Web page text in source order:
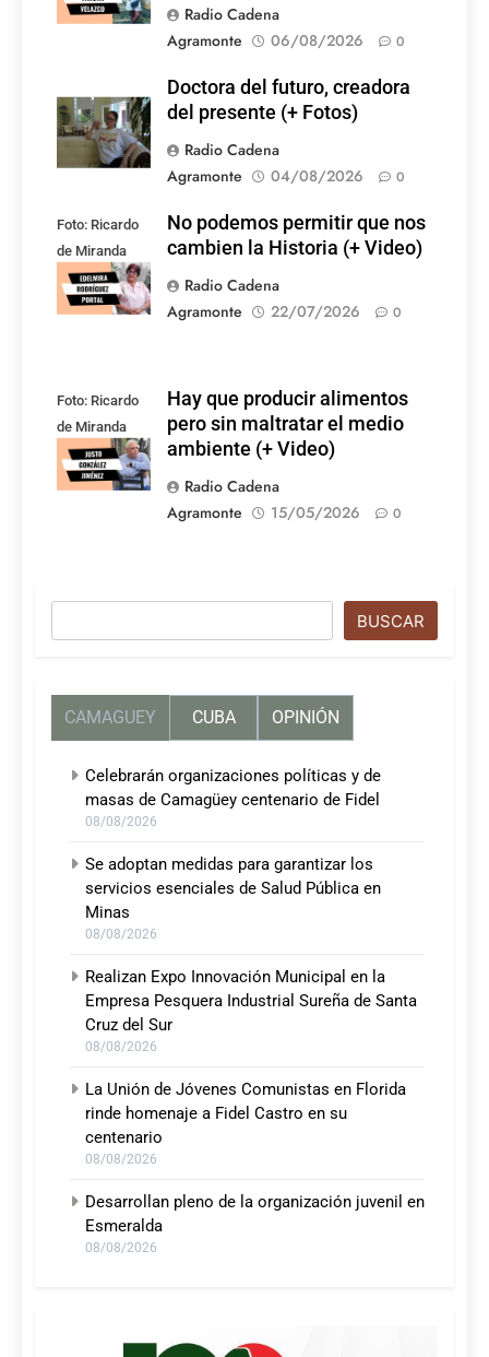
Radio Cadena
Agramonte
06/08/2026 0
Doctora del futuro, creadora
del presente (+ Fotos)
Radio Cadena
Agramonte
04/08/2026 0
Foto: Ricardo
de Miranda
Rodríguez
No podemos permitir que nos
cambien la Historia (+ Video)
Radio Cadena
Agramonte
22/07/2026 0
Foto: Ricardo
de Miranda
Rodríguez
Hay que producir alimentos
pero sin maltratar el medio
ambiente (+ Video)
Radio Cadena
Agramonte
15/05/2026 0
BUSCAR
CAMAGUEY CUBA OPINIÓN
Celebrarán organizaciones políticas y de
masas de Camagüey centenario de Fidel
08/08/2026
Se adoptan medidas para garantizar los
servicios esenciales de Salud Pública en
Minas
08/08/2026
Realizan Expo Innovación Municipal en la
Empresa Pesquera Industrial Sureña de Santa
Cruz del Sur
08/08/2026
La Unión de Jóvenes Comunistas en Florida
rinde homenaje a Fidel Castro en su
centenario
08/08/2026
Desarrollan pleno de la organización juvenil en
Esmeralda
08/08/2026